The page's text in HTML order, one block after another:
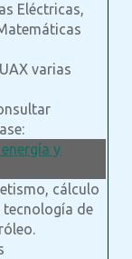
Eléctricas,
varias
y
cálculo
tecnología de